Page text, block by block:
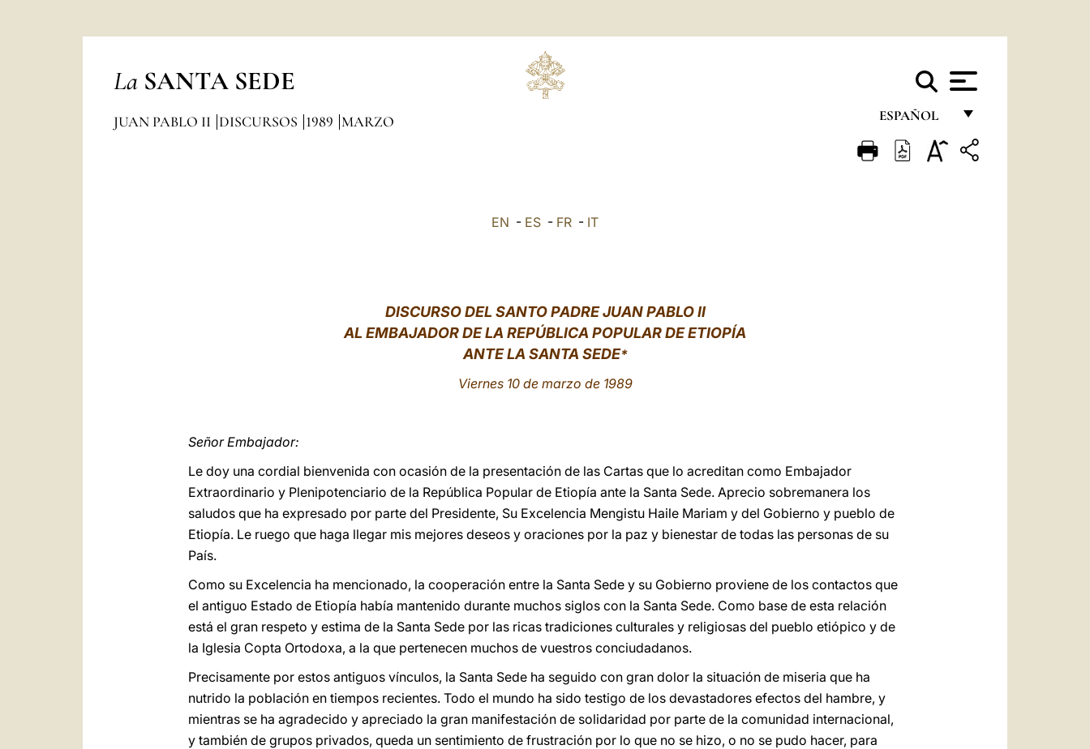
La SANTA SEDE
ESPAÑOL
FRANÇAIS
JUAN PABLO II DISCURSOS 1989 MARZO
EN - ES - FR - IT
DISCURSO DEL SANTO PADRE JUAN PABLO II
AL EMBAJADOR DE LA REPÚBLICA POPULAR DE ETIOPÍA
ANTE LA SANTA SEDE*
Viernes 10 de marzo de 1989
Señor Embajador:
Le doy una cordial bienvenida con ocasión de la presentación de las Cartas que lo acreditan como Embajador
Extraordinario y Plenipotenciario de la República Popular de Etiopía ante la Santa Sede. Aprecio sobremanera los
saludos que ha expresado por parte del Presidente, Su Excelencia Mengistu Haile Mariam y del Gobierno y pueblo de
Etiopía. Le ruego que haga llegar mis mejores deseos y oraciones por la paz y bienestar de todas las personas de su
País.
Como su Excelencia ha mencionado, la cooperación entre la Santa Sede y su Gobierno proviene de los contactos que
el antiguo Estado de Etiopía había mantenido durante muchos siglos con la Santa Sede. Como base de esta relación
está el gran respeto y estima de la Santa Sede por las ricas tradiciones culturales y religiosas del pueblo etiópico y de
la Iglesia Copta Ortodoxa, a la que pertenecen muchos de vuestros conciudadanos.
Precisamente por estos antiguos vínculos, la Santa Sede ha seguido con gran dolor la situación de miseria que ha
nutrido la población en tiempos recientes. Todo el mundo ha sido testigo de los devastadores efectos del hambre, y
mientras se ha agradecido y apreciado la gran manifestación de solidaridad por parte de la comunidad internacional,
y también de grupos privados, queda un sentimiento de frustración por lo que no se hizo, o no se pudo hacer, para